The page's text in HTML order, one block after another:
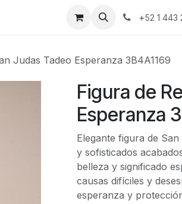
+52 1 443
Judas Tadeo Esperanza 3B4A1169
Figura de
Esperanza
Elegante figura de
y sofisticados
belleza y significado
causas difíciles y
esperanza y